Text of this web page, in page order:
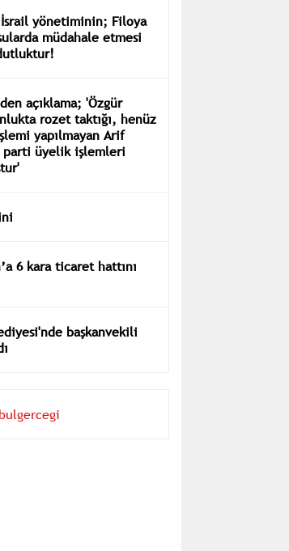
yönetiminin; Filoya
müdahale etmesi
açıklama; 'Özgür
rozet taktığı, henüz
yapılmayan Arif
parti üyelik işlemleri
6 kara ticaret hattını
başkanvekili